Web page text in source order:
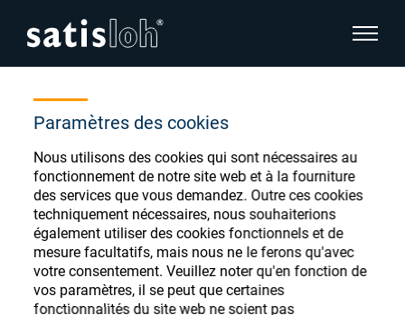
Paramètres des cookies
Nous utilisons des cookies qui sont nécessaires au
fonctionnement de notre site web et à la fourniture
des services que vous demandez. Outre ces cookies
techniquement nécessaires, nous souhaiterions
également utiliser des cookies fonctionnels et de
mesure facultatifs, mais nous ne le ferons qu'avec
votre consentement. Veuillez noter qu'en fonction de
vos paramètres, il se peut que certaines
fonctionnalités du site web ne soient pas
afficher
Français
Ophtalmique
Optique de précision
cacher la navigation de la page
English
Deutsch
Español
汉语
Magasin de
consommables
ophtalmiques